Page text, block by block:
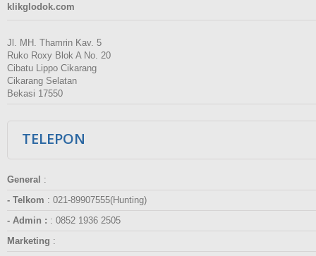
klikglodok.com
Jl. MH. Thamrin Kav. 5
Ruko Roxy Blok A No. 20
Cibatu Lippo Cikarang
Cikarang Selatan
Bekasi 17550
TELEPON
General :
- Telkom : 021-89907555(Hunting)
- Admin : : 0852 1936 2505
Marketing :